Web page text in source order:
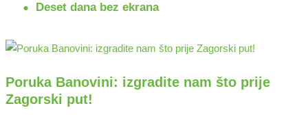
Deset dana bez ekrana
Poruka Banovini: izgradite nam što prije
Zagorski put!